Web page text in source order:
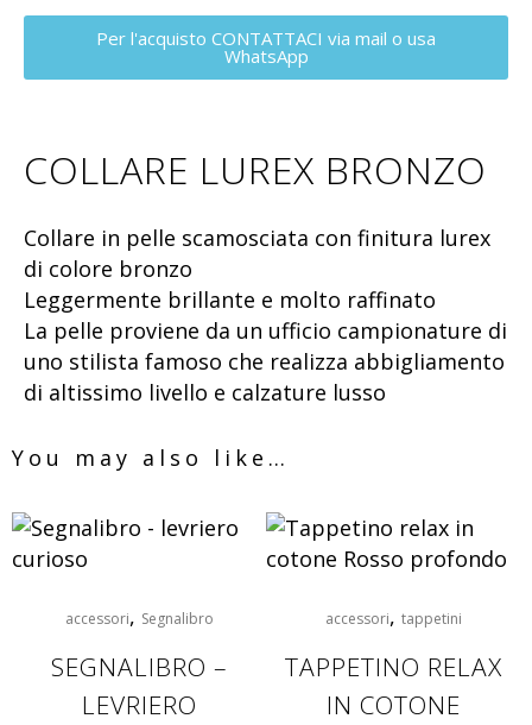
Per l'acquisto CONTATTACI via mail o usa
WhatsApp
COLLARE LUREX BRONZO
Collare in pelle scamosciata con finitura lurex
di colore bronzo
Leggermente brillante e molto raffinato
La pelle proviene da un ufficio campionature di
uno stilista famoso che realizza abbigliamento
di altissimo livello e calzature lusso
You may also like…
accessori, Segnalibro
SEGNALIBRO –
LEVRIERO
accessori, tappetini
TAPPETINO RELAX
IN COTONE